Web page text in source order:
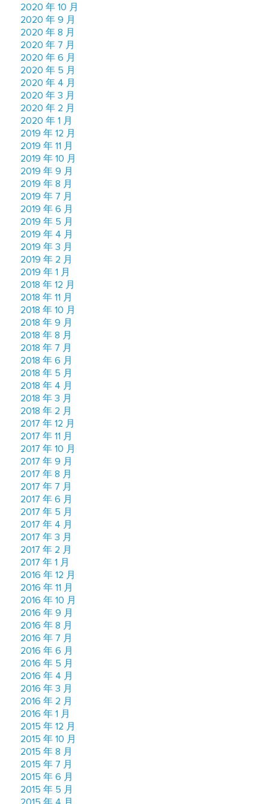
2020 年 10 月
2020 年 9 月
2020 年 8 月
2020 年 7 月
2020 年 6 月
2020 年 5 月
2020 年 4 月
2020 年 3 月
2020 年 2 月
2020 年 1 月
2019 年 12 月
2019 年 11 月
2019 年 10 月
2019 年 9 月
2019 年 8 月
2019 年 7 月
2019 年 6 月
2019 年 5 月
2019 年 4 月
2019 年 3 月
2019 年 2 月
2019 年 1 月
2018 年 12 月
2018 年 11 月
2018 年 10 月
2018 年 9 月
2018 年 8 月
2018 年 7 月
2018 年 6 月
2018 年 5 月
2018 年 4 月
2018 年 3 月
2018 年 2 月
2017 年 12 月
2017 年 11 月
2017 年 10 月
2017 年 9 月
2017 年 8 月
2017 年 7 月
2017 年 6 月
2017 年 5 月
2017 年 4 月
2017 年 3 月
2017 年 2 月
2017 年 1 月
2016 年 12 月
2016 年 11 月
2016 年 10 月
2016 年 9 月
2016 年 8 月
2016 年 7 月
2016 年 6 月
2016 年 5 月
2016 年 4 月
2016 年 3 月
2016 年 2 月
2016 年 1 月
2015 年 12 月
2015 年 10 月
2015 年 8 月
2015 年 7 月
2015 年 6 月
2015 年 5 月